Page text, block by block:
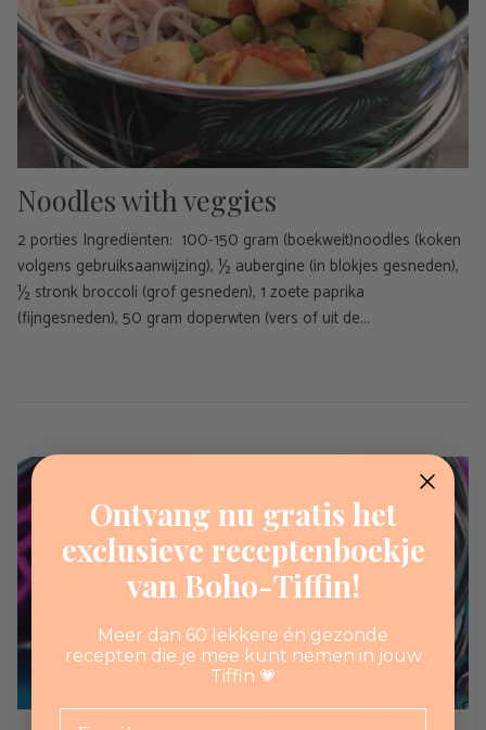
Noodles with veggies
2 porties Ingrediënten: 100-150 gram (boekweit)noodles (koken
volgens gebruiksaanwijzing), ½ aubergine (in blokjes gesneden),
½ stronk broccoli (grof gesneden), 1 zoete paprika
(fijngesneden), 50 gram doperwten (vers of uit de...
Ontvang nu gratis het
exclusieve receptenboekje
van Boho-Tiffin!
Meer dan 60 lekkere én gezonde
recepten die je mee kunt nemen in jouw
Tiffin 💗